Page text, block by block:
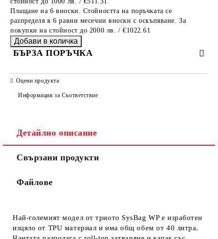
Плащане на 6 вноски. Стойността на поръчката се
разпределя в 6 равни месечни вноски с оскъпяване. За
покупки на стойност до 2000 лв. / €1022.61
БЪРЗА ПОРЪЧКА
Съгласен съм с
Ние ще се свържем с вас в рамките на работния ден.
Оцени продукта
Информация за Съответствие
Детайлно описание
Свързани продукти
Файлове
Най-големият модел от триото SysBag WP е изработен
изцяло от TPU материал и има общ обем от 40 литра.